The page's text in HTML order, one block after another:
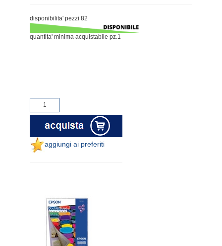
disponibilita' pezzi 82
quantita' minima acquistabile pz.1
aggiungi ai preferiti